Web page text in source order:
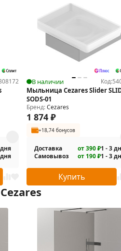
В наличии Код:
Мыльница Cezares Slider
SODS-01
Бренд:Cezares
1 874 ₽
+18,74 бонусов
Доставка от 390 ₽1 - 3
Самовывоз
от 190 ₽1 - 3
Купить